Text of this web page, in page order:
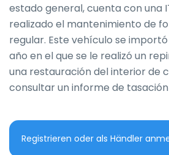
estado general, cuenta con una
realizado el mantenimiento de
regular. Este vehículo se importó
año en el que se le realizó un
una restauración del interior de
consultar un informe de tasación
Registrieren oder als Händler